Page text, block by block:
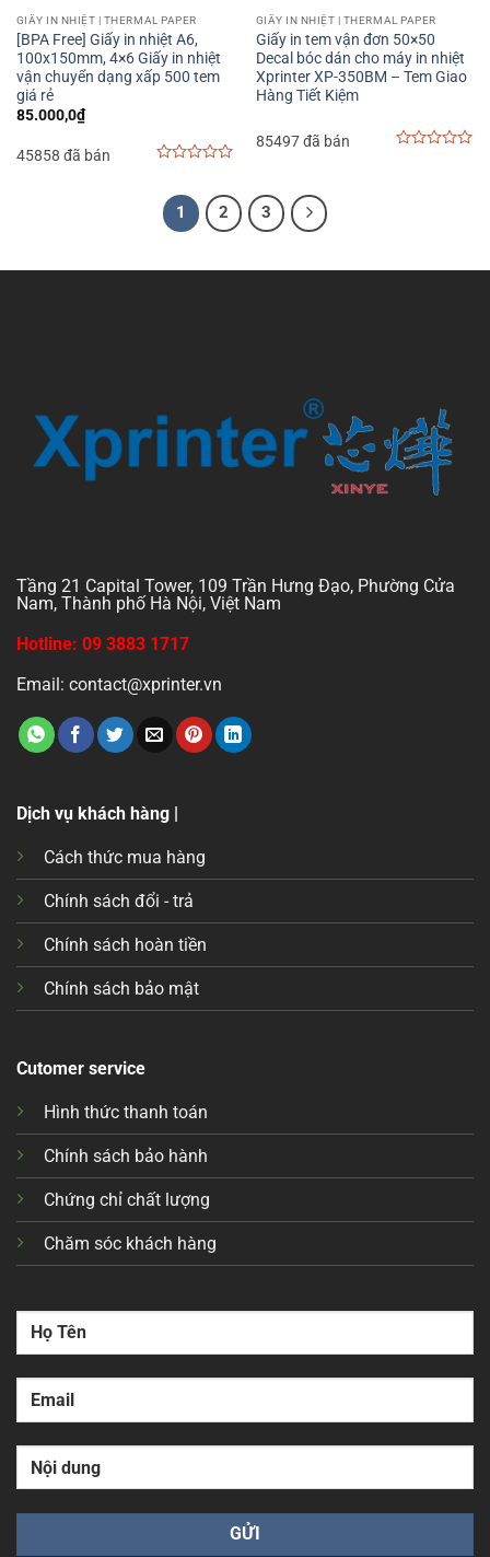
GIẤY IN NHIỆT | THERMAL PAPER
[BPA Free] Giấy in nhiệt A6,
100x150mm, 4×6 Giấy in nhiệt
vận chuyển dạng xấp 500 tem
giá rẻ
85.000,0₫
45858 đã bán
of
5
GIẤY IN NHIỆT | THERMAL PAPER
Giấy in tem vận đơn 50×50
Decal bóc dán cho máy in nhiệt
Xprinter XP-350BM – Tem Giao
Hàng Tiết Kiệm
85497 đã bán
1 2 3
Tầng 21 Capital Tower, 109 Trần Hưng Đạo, Phường Cửa
Nam, Thành phố Hà Nội, Việt Nam
Hotline: 09 3883 1717
Email: contact@xprinter.vn
Dịch vụ khách hàng |
Cách thức mua hàng
Chính sách đổi - trả
Chính sách hoàn tiền
Chính sách bảo mật
Cutomer service
Hình thức thanh toán
Chính sách bảo hành
Chứng chỉ chất lượng
Chăm sóc khách hàng